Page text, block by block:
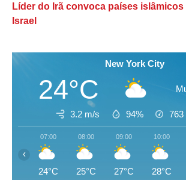
Líder do Irã convoca países islâmicos
Israel
New York City
24°C
3.2 m/s 94% 763
07:00
24°C
08:00
25°C
09:00
27°C
10:00
28°C
‹